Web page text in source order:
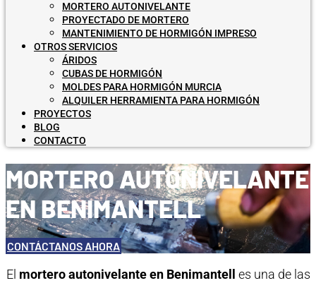
MORTERO AUTONIVELANTE
PROYECTADO DE MORTERO
MANTENIMIENTO DE HORMIGÓN IMPRESO
OTROS SERVICIOS
ÁRIDOS
CUBAS DE HORMIGÓN
MOLDES PARA HORMIGÓN MURCIA
ALQUILER HERRAMIENTA PARA HORMIGÓN
PROYECTOS
BLOG
CONTACTO
MORTERO AUTONIVELANTE
EN BENIMANTELL
CONTÁCTANOS AHORA
El mortero autonivelante en Benimantell es una de las